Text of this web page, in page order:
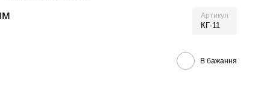
Артикул
КГ-11
В бажання